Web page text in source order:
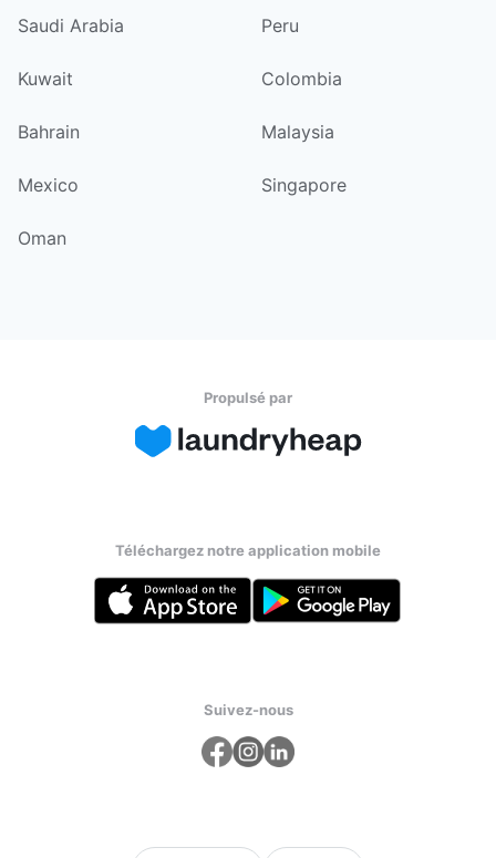
Saudi Arabia Peru
Kuwait Colombia
Bahrain Malaysia
Mexico Singapore
Oman
Propulsé par
Téléchargez notre application mobile
Suivez-nous